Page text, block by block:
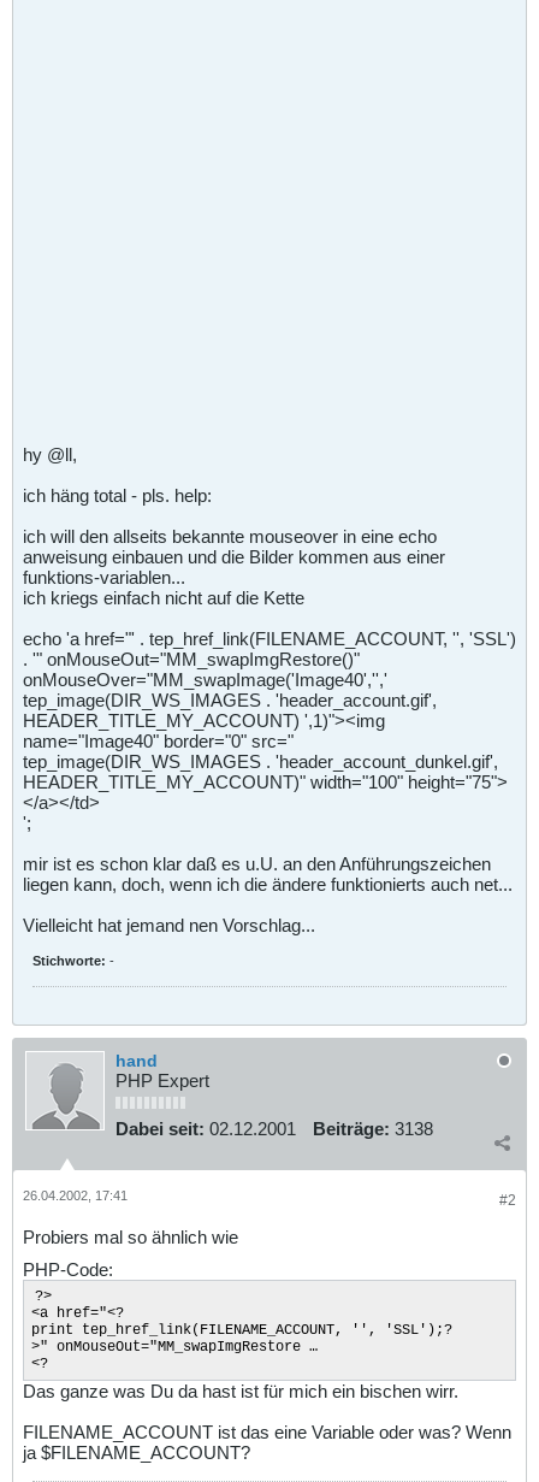
hy @ll,
ich häng total - pls. help:
ich will den allseits bekannte mouseover in eine echo
anweisung einbauen und die Bilder kommen aus einer
funktions-variablen...
ich kriegs einfach nicht auf die Kette
echo 'a href="' . tep_href_link(FILENAME_ACCOUNT, '', 'SSL')
. '" onMouseOut="MM_swapImgRestore()"
onMouseOver="MM_swapImage('Image40','','
tep_image(DIR_WS_IMAGES . 'header_account.gif',
HEADER_TITLE_MY_ACCOUNT) ',1)"><img
name="Image40" border="0" src="
tep_image(DIR_WS_IMAGES . 'header_account_dunkel.gif',
HEADER_TITLE_MY_ACCOUNT)" width="100" height="75">
</a></td>
';
mir ist es schon klar daß es u.U. an den Anführungszeichen
liegen kann, doch, wenn ich die ändere funktionierts auch net...
Vielleicht hat jemand nen Vorschlag...
Stichworte: -
hand
PHP Expert
Dabei seit: 02.12.2001 Beiträge: 3138
#2
26.04.2002, 17:41
Probiers mal so ähnlich wie
PHP-Code:
?>
<a href="<?
print tep_href_link(FILENAME_ACCOUNT, '', 'SSL');?
>" onMouseOut="MM_swapImgRestore …
<?
Das ganze was Du da hast ist für mich ein bischen wirr.
FILENAME_ACCOUNT ist das eine Variable oder was? Wenn
ja $FILENAME_ACCOUNT?